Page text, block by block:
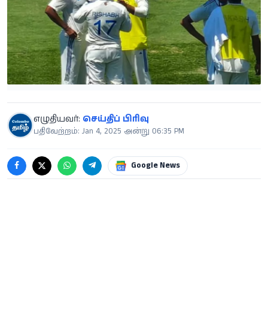
எழுதியவர்: செய்திப் பிரிவு
பதிவேற்றம்: Jan 4, 2025 அன்று 06:35 PM
Google News